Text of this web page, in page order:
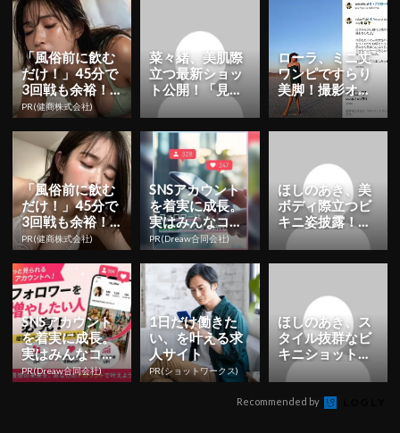
「風俗前に飲む
だけ！」45分で
3回戦も余裕！9
80円で朝まで絶
好調
PR(健商株式会社)
菜々緒、美肌際
立つ最新ショッ
ト公開！「見惚
れちゃうまし
た」「ドキッと
する美しさ」...
ローラ、ミニ丈
ワンピですらり
美脚！撮影オフ
ショットに反響
「美しすぎる」 |
「風俗前に飲む
だけ！」45分で
3回戦も余裕！1
日31円で朝まで
絶好調
PR(健商株式会社)
SNSアカウント
を着実に成長。
実はみんなココ
使ってます。
PR(Dreaw合同会社)
ほしのあき、美
ボディ際立つビ
キニ姿披露！
「スタイル女
神」「またグラ
SNSアカウント
を着実に成長。
実はみんなココ
使ってます。
PR(Dreaw合同会社)
1日だけ働きた
い、を叶える求
人サイト
PR(ショットワークス)
ほしのあき、ス
タイル抜群なビ
キニショット公
開！「美しい」
「スタイル良す
ぎ」 | ...
Recommended by